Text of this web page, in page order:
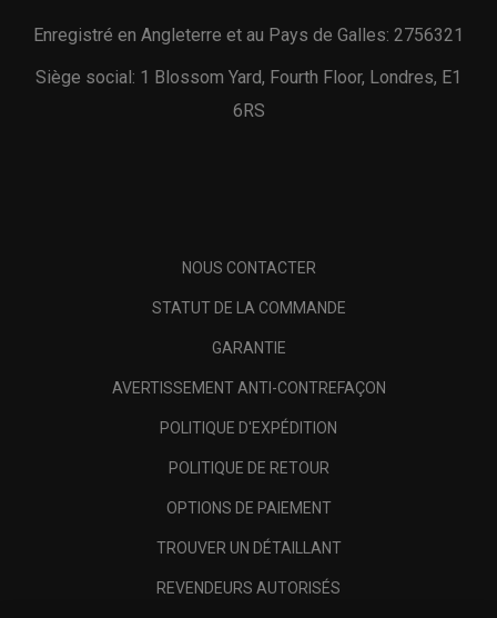
Enregistré en Angleterre et au Pays de Galles: 2756321
Siège social: 1 Blossom Yard, Fourth Floor, Londres, E1
6RS
NOUS CONTACTER
STATUT DE LA COMMANDE
GARANTIE
AVERTISSEMENT ANTI-CONTREFAÇON
POLITIQUE D'EXPÉDITION
POLITIQUE DE RETOUR
OPTIONS DE PAIEMENT
TROUVER UN DÉTAILLANT
REVENDEURS AUTORISÉS